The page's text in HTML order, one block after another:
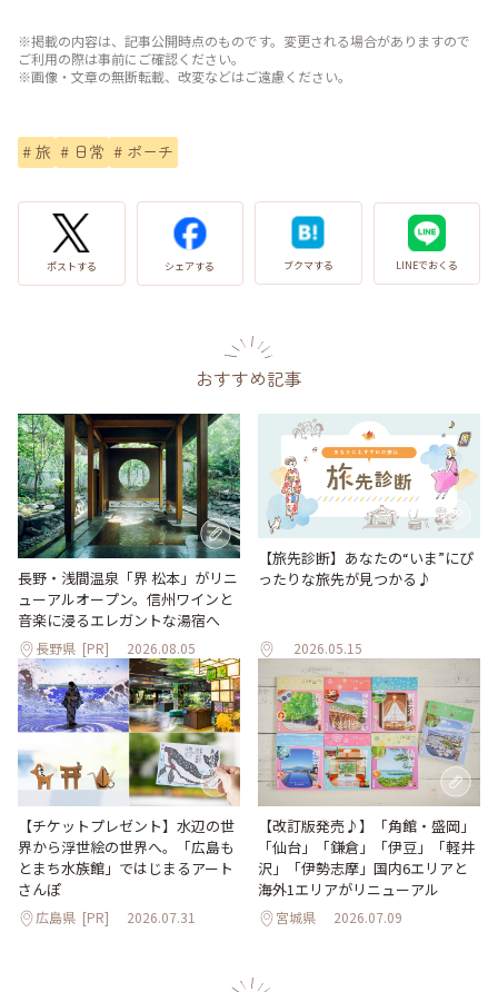
※掲載の内容は、記事公開時点のものです。変更される場合がありますので
ご利用の際は事前にご確認ください。
※画像・文章の無断転載、改変などはご遠慮ください。
# 旅 # 日常 # ポーチ
ポストする シェアする ブクマする LINEでおくる
おすすめ記事
長野・浅間温泉「界 松本」がリニ
ューアルオープン。信州ワインと
音楽に浸るエレガントな湯宿へ
長野県 [PR] 2026.08.05
【旅先診断】あなたの“いま”にぴ
ったりな旅先が見つかる♪
2026.05.15
【チケットプレゼント】水辺の世
界から浮世絵の世界へ。「広島も
とまち水族館」ではじまるアート
さんぽ
広島県 [PR] 2026.07.31
【改訂版発売♪】「角館・盛岡」
「仙台」「鎌倉」「伊豆」「軽井
沢」「伊勢志摩」国内6エリアと
海外1エリアがリニューアル
宮城県 2026.07.09